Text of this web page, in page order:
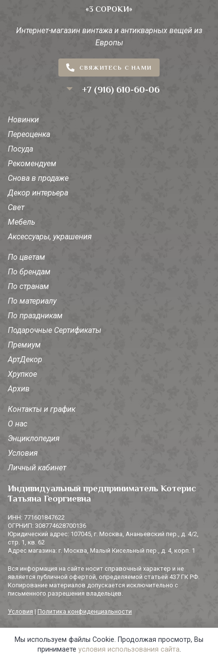
«3 СОРОКИ»
Интернет-магазин винтажа и антикварных вещей из
Европы
СВЯЖИТЕСЬ С НАМИ
+7 (916) 610-60-06
Новинки
Переоценка
Посуда
Рекомендуем
Снова в продаже
Декор интерьера
Свет
Мебель
Аксессуары, украшения
По цветам
По брендам
По странам
По материалу
По праздникам
Подарочные Сертификаты
Премиум
АртДекор
Хрупкое
Архив
Контакты и график
О нас
Энциклопедия
Условия
Личный кабинет
Индивидуальный предприниматель Котерис
Татьяна Георгиевна
ИНН: 771601847622
ОГРНИП: 308774628700136
Юридический адрес: 107045, г. Москва, Ананьевский пер., д. 4/2,
стр. 1, кв. 62
Адрес магазина: г. Москва, Малый Кисельный пер., д. 4, корп. 1
Вся информация на сайте носит справочный характер и не
является публичной офертой, определяемой статьей 437 ГК РФ.
Копирование материалов допускается исключительно с
письменного разрешения владельцев.
Условия | Политика конфиденциальности
© 2014-2026 «3 СОРОКИ». Все права защищены.
Мы используем файлы Cookie. Продолжая просмотр, Вы
принимаете условия использования сайта.